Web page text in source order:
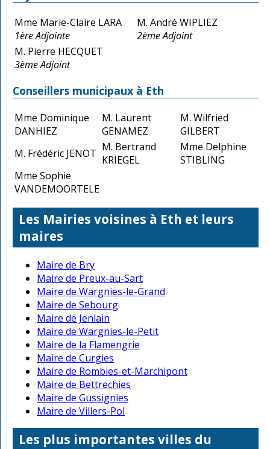
Mme Marie-Claire LARA
1ère Adjointe
M. André WIPLIEZ
2ème Adjoint
M. Pierre HECQUET
3ème Adjoint
Conseillers municipaux à Eth
Mme Dominique
DANHIEZ
M. Laurent
GENAMEZ
M. Wilfried
GILBERT
M. Frédéric JENOT M. Bertrand
KRIEGEL
Mme Delphine
STIBLING
Mme Sophie
VANDEMOORTELE
Les Mairies voisines à Eth et leurs
maires
Maire de Bry
Maire de Preux-au-Sart
Maire de Wargnies-le-Grand
Maire de Sebourg
Maire de Jenlain
Maire de Wargnies-le-Petit
Maire de la Flamengrie
Maire de Curgies
Maire de Rombies-et-Marchipont
Maire de Bettrechies
Maire de Gussignies
Maire de Villers-Pol
Les plus importantes villes du